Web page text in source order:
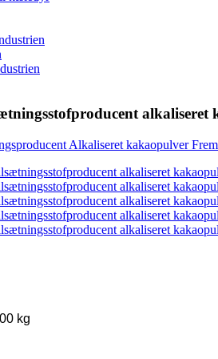
alkaliseret
kg